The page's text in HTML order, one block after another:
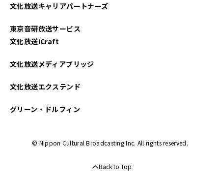
2024年12月
2024年11月
2024年10月
文化放送キャリアパートナーズ
東京音研放送サービス
文化放送iCraft
文化放送メディアブリッジ
文化放送エクステンド
グリーン・ドルフィン
© Nippon Cultural Broadcasting Inc. All rights reserved.
Back to Top